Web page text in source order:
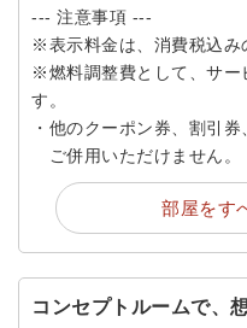
--- 注意事項 ---
※表示料金は、消費税込み
※燃料調整費として、サー
す。
・他のクーポン券、割引券
ご併用いただけません。
部屋をす
コンセプトルームで、